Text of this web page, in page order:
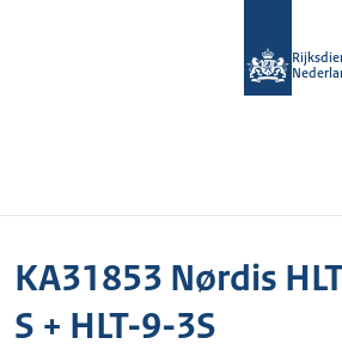
KA31853 Nørdis
S + HLT-9-3S